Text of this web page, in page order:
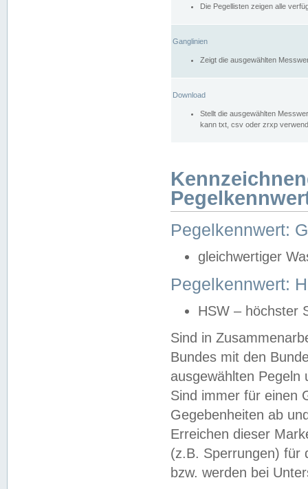
Die Pegellisten zeigen alle
Ganglinien
Zeigt die ausgewählten
Download
Stellt die ausgewählten
kann txt, csv oder zrxp
Pegelkennwert:
gleichwertiger
Pegelkennwert:
HSW – höchster
Sind in
Bundes mit den
ausgewählten
Sind immer für einen
Gegebenheiten ab
Erreichen dieser
(z.B. Sperrungen) für
bzw. werden bei